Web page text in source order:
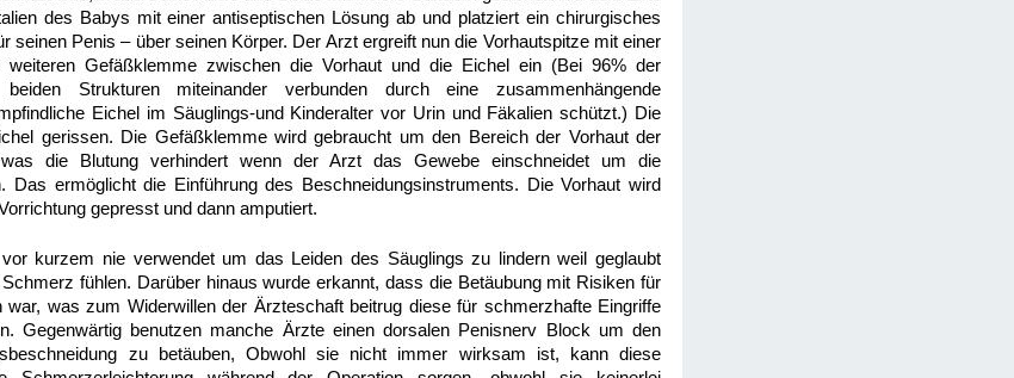
des Babys mit einer antiseptischen Lösung ab und platziert ein chirurgisches
seinen Penis – über seinen Körper. Der Arzt ergreift nun die Vorhautspitze mit einer
weiteren Gefäßklemme zwischen die Vorhaut und die Eichel ein (Bei 96% der
Strukturen miteinander verbunden durch eine zusammenhängende
Eichel im Säuglings-und Kinderalter vor Urin und Fäkalien schützt.) Die
gerissen. Die Gefäßklemme wird gebraucht um den Bereich der Vorhaut der
die Blutung verhindert wenn der Arzt das Gewebe einschneidet um die
Das ermöglicht die Einführung des Beschneidungsinstruments. Die Vorhaut wird
gepresst und dann amputiert.
kurzem nie verwendet um das Leiden des Säuglings zu lindern weil geglaubt
fühlen. Darüber hinaus wurde erkannt, dass die Betäubung mit Risiken für
war, was zum Widerwillen der Ärzteschaft beitrug diese für schmerzhafte Eingriffe
Gegenwärtig benutzen manche Ärzte einen dorsalen Penisnerv Block um den
zu betäuben, Obwohl sie nicht immer wirksam ist, kann diese